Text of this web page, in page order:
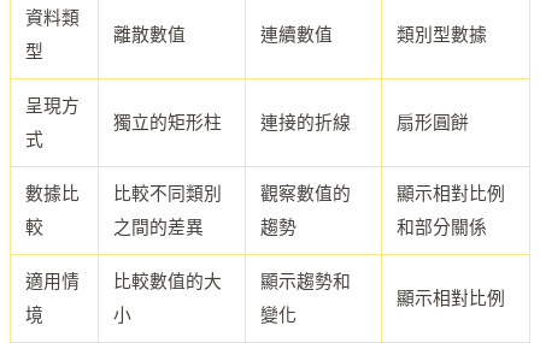
資料類
型
離散數值 連續數值 類別型數據
呈現方
式
獨立的矩形柱 連接的折線 扇形圓餅
數據比
較
比較不同類別
之間的差異
觀察數值的
趨勢
顯示相對比例
和部分關係
適用情
境
比較數值的大
小
顯示趨勢和
變化
顯示相對比例